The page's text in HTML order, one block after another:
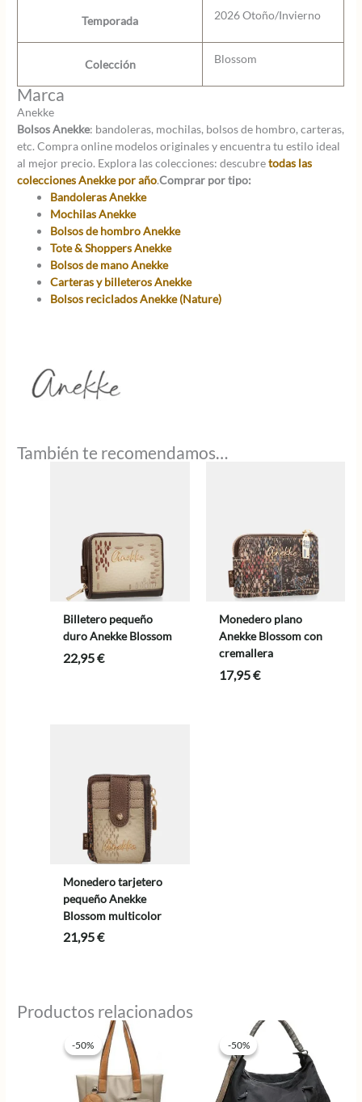
Temporada 2026 Otoño/Invierno
Colección Blossom
Marca
Anekke
Bolsos Anekke: bandoleras, mochilas, bolsos de hombro, carteras,
etc. Compra online modelos originales y encuentra tu estilo ideal
al mejor precio. Explora las colecciones: descubretodas las
colecciones Anekke por año.Comprar por tipo:
Bandoleras Anekke
Mochilas Anekke
Bolsos de hombro Anekke
Tote & Shoppers Anekke
Bolsos de mano Anekke
Carteras y billeteros Anekke
Bolsos reciclados Anekke (Nature)
También te recomendamos…
Billetero pequeño
duro Anekke Blossom
22,95€
Monedero plano
Anekke Blossom con
cremallera
17,95€
Monedero tarjetero
pequeño Anekke
Blossom multicolor
21,95€
Productos relacionados
-50%
-50% -50%
-50%